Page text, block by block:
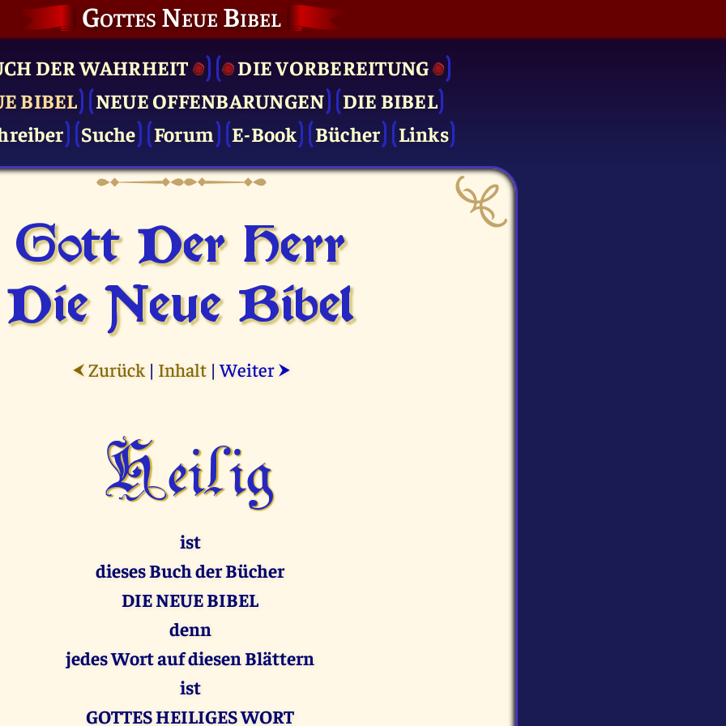
Gottes Neue Bibel
DER WAHRHEIT
DIE VOR­BEREITUNG
BIBEL
NEUE OFFENBARUNGEN
DIE BIBEL
Suche Forum E-Book Bücher Links
Gott Der Herr
Die Neue Bibel
⮜ Zurück | Inhalt |Weiter ⮞
Heilig
ist
dieses Buch der Bücher
DIE NEUE BIBEL
denn
jedes Wort auf diesen Blättern
ist
GOTTES HEILIGES WORT